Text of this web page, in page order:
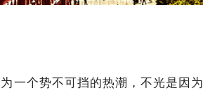
一个势不可挡的热潮，不光是因